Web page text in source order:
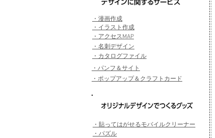
​・貼ってはがせるモバイルクリーナー
​・パズル
​・漫画作成
​・イラスト作成
​・アクセスMAP
​・名刺デザイン
​・カタログファイル
​・パンフ＆サイト
​・ポップアップ＆クラフトカード